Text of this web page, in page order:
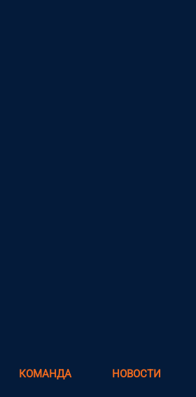
КОМАНДА НОВОСТИ